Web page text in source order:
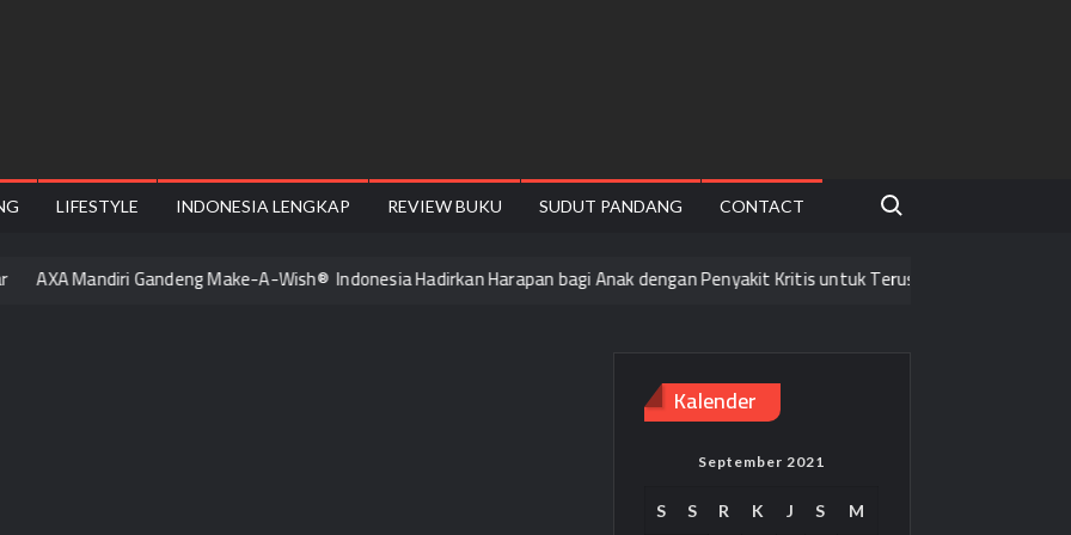
LIFESTYLE INDONESIA LENGKAP REVIEW BUKU SUDUT PANDANG CONTACT
Search for:
AXA Mandiri Gandeng Make-A-Wish® Indonesia Hadirkan Harapan bagi Anak dengan Penyakit Kritis untuk Terus Melangkah Pasti
Kalender
September 2021
S S R K J S M